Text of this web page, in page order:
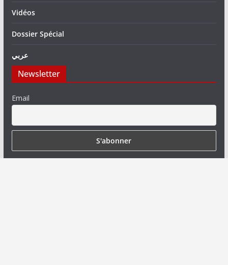
Vidéos
Dossier Spécial
عربي
Newsletter
Email